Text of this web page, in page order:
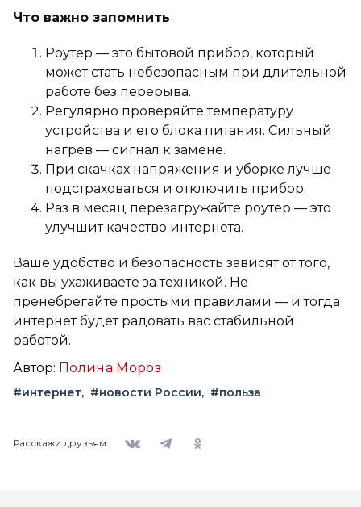
Что важно запомнить
Роутер — это бытовой прибор, который
может стать небезопасным при длительной
работе без перерыва.
Регулярно проверяйте температуру
устройства и его блока питания. Сильный
нагрев — сигнал к замене.
При скачках напряжения и уборке лучше
подстраховаться и отключить прибор.
Раз в месяц перезагружайте роутер — это
улучшит качество интернета.
Ваше удобство и безопасность зависят от того,
как вы ухаживаете за техникой. Не
пренебрегайте простыми правилами — и тогда
интернет будет радовать вас стабильной
работой.
Автор: Полина Мороз
#интернет #новости России #польза
Расскажи друзьям: